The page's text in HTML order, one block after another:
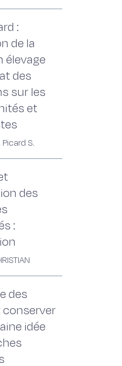
:
de la
élevage
des
sur les
et
S.
des
:
des
conserver
idée